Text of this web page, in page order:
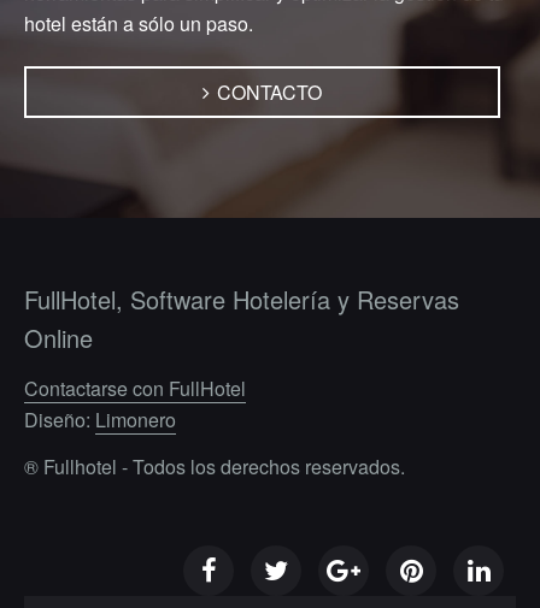
hotel están a sólo un paso.
CONTACTO
FullHotel, Software Hotelería y Reservas
Online
Contactarse con FullHotel
Diseño: Limonero
® Fullhotel - Todos los derechos reservados.